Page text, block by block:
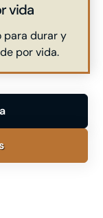
vida
para durar y
por vida.